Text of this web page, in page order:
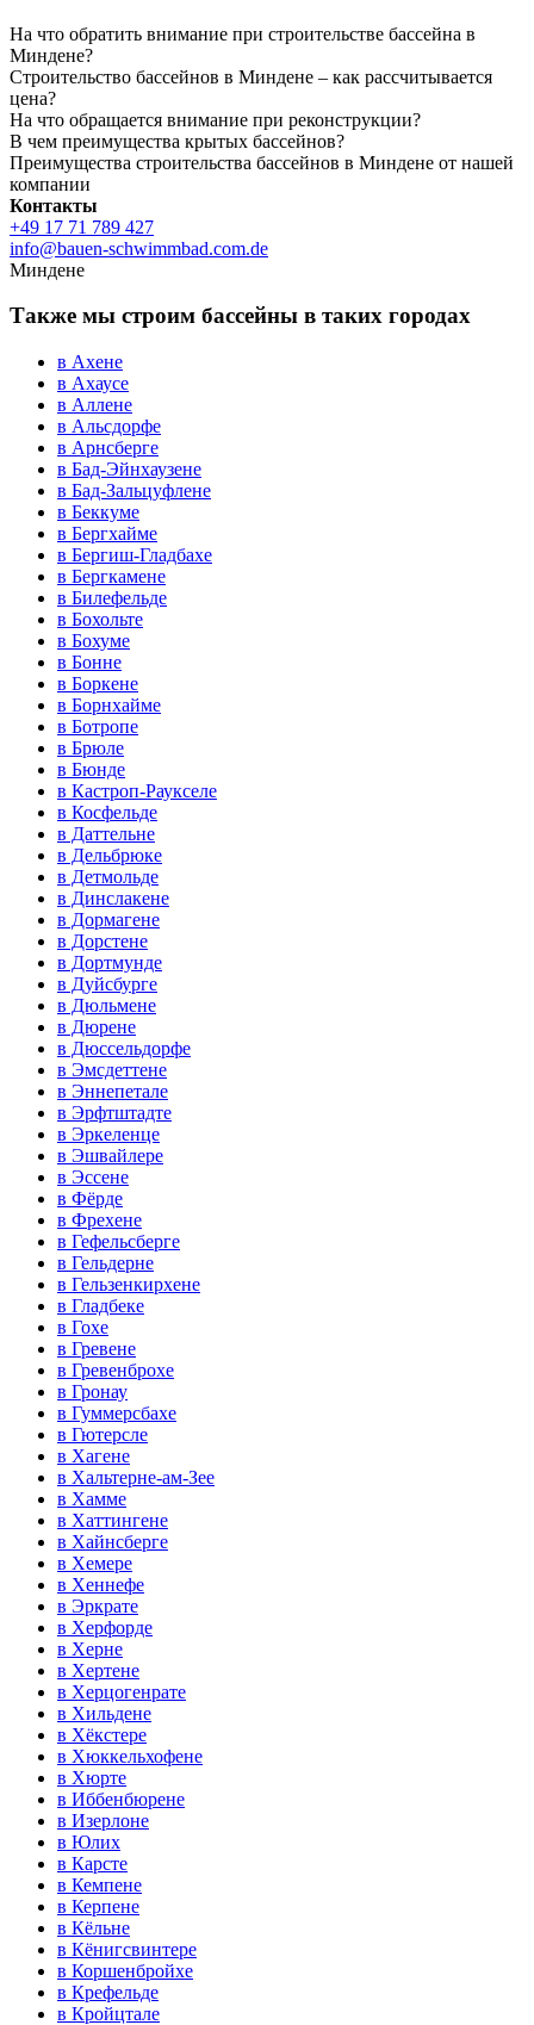
На что обратить внимание при строительстве бассейна в
Миндене?
Строительство бассейнов в Миндене – как рассчитывается
цена?
На что обращается внимание при реконструкции?
В чем преимущества крытых бассейнов?
Преимущества строительства бассейнов в Миндене от нашей
компании
Контакты
+49 17 71 789 427
info@bauen-schwimmbad.com.de
Миндене
Также мы строим бассейны в таких городах
в Ахене
в Ахаусе
в Аллене
в Альсдорфе
в Арнсберге
в Бад-Эйнхаузене
в Бад-Зальцуфлене
в Беккуме
в Бергхайме
в Бергиш-Гладбахе
в Бергкамене
в Билефельде
в Бохольте
в Бохуме
в Бонне
в Боркене
в Борнхайме
в Ботропе
в Брюле
в Бюнде
в Кастроп-Раукселе
в Косфельде
в Даттельне
в Дельбрюке
в Детмольде
в Динслакене
в Дормагене
в Дорстене
в Дортмунде
в Дуйсбурге
в Дюльмене
в Дюрене
в Дюссельдорфе
в Эмсдеттене
в Эннепетале
в Эрфтштадте
в Эркеленце
в Эшвайлере
в Эссене
в Фёрде
в Фрехене
в Гефельсберге
в Гельдерне
в Гельзенкирхене
в Гладбеке
в Гохе
в Гревене
в Гревенброхе
в Гронау
в Гуммерсбахе
в Гютерсле
в Хагене
в Хальтерне-ам-Зее
в Хамме
в Хаттингене
в Хайнсберге
в Хемере
в Хеннефе
в Эркрате
в Херфорде
в Херне
в Хертене
в Херцогенрате
в Хильдене
в Хёкстере
в Хюккельхофене
в Хюрте
в Иббенбюрене
в Изерлоне
в Юлих
в Карсте
в Кемпене
в Керпене
в Кёльне
в Кёнигсвинтере
в Коршенбройхе
в Крефельде
в Кройцтале